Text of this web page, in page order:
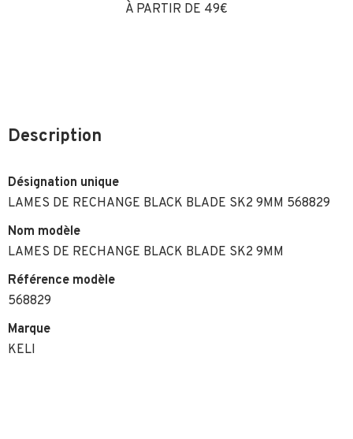
À PARTIR DE 49€
Description
Désignation unique
LAMES DE RECHANGE BLACK BLADE SK2 9MM 568829
Nom modèle
LAMES DE RECHANGE BLACK BLADE SK2 9MM
Référence modèle
568829
Marque
KELI